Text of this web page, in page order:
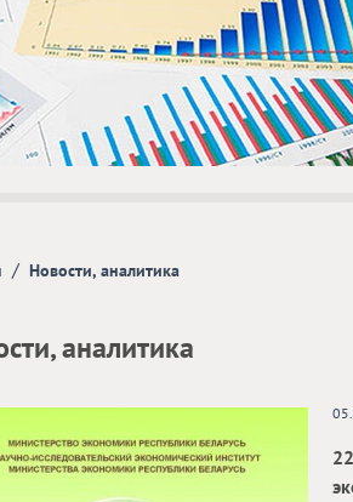
/ Новости, аналитика
аналитика